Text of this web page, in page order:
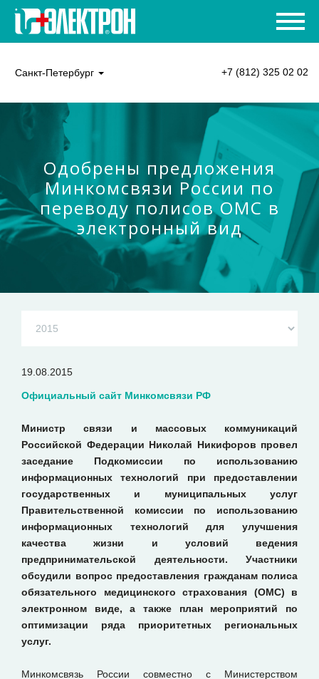
Санкт-Петербург +7 (812) 325 02 02
Одобрены предложения
Минкомсвязи России по
переводу полисов ОМС в
электронный вид
19.08.2015
Официальный сайт Минкомсвязи РФ
Министр связи и массовых коммуникаций
Российской Федерации Николай Никифоров провел
заседание Подкомиссии по использованию
информационных технологий при предоставлении
государственных и муниципальных услуг
Правительственной комиссии по использованию
информационных технологий для улучшения
качества жизни и условий ведения
предпринимательской деятельности. Участники
обсудили вопрос предоставления гражданам полиса
обязательного медицинского страхования (ОМС) в
электронном виде, а также план мероприятий по
оптимизации ряда приоритетных региональных
услуг.
Минкомсвязь России совместно с Министерством